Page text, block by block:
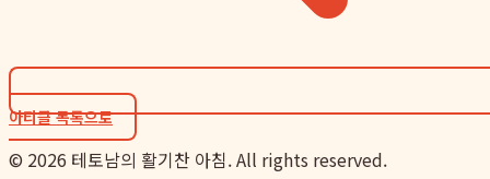
아티클 목록으로
© 2026 테토남의 활기찬 아침. All rights reserved.